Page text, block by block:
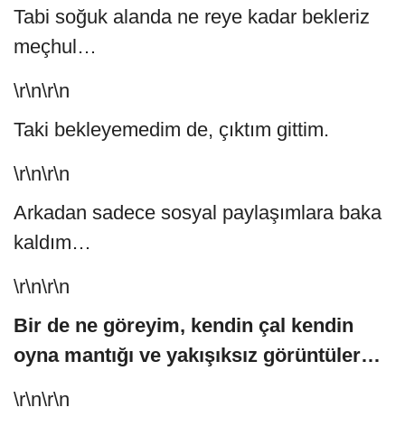
Tabi soğuk alanda ne reye kadar bekleriz
meçhul…
\r\n\r\n
Taki bekleyemedim de, çıktım gittim.
\r\n\r\n
Arkadan sadece sosyal paylaşımlara baka
kaldım…
\r\n\r\n
Bir de ne göreyim, kendin çal kendin
oyna mantığı ve yakışıksız görüntüler…
\r\n\r\n